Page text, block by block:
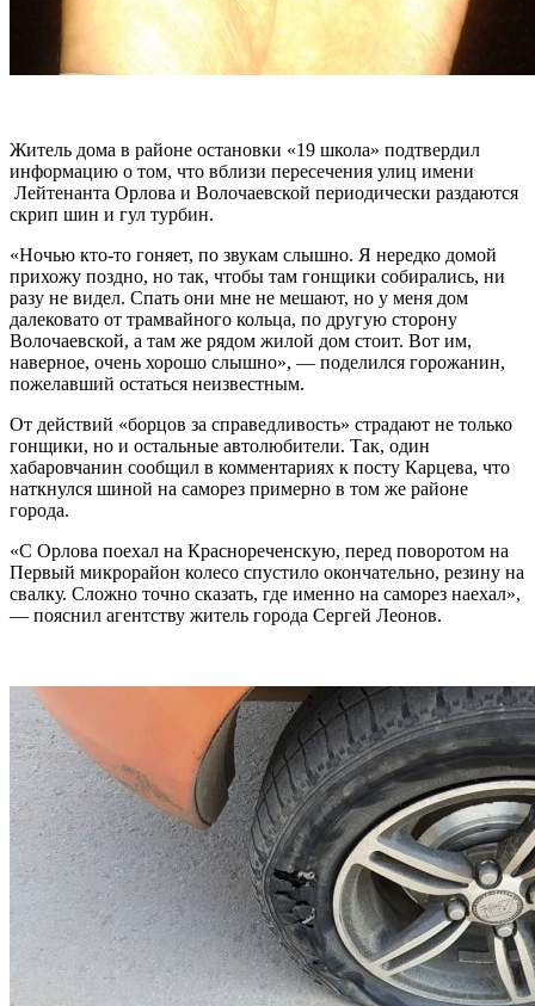
Житель дома в районе остановки «19 школа» подтвердил
информацию о том, что вблизи пересечения улиц имени
Лейтенанта Орлова и Волочаевской периодически раздаются
скрип шин и гул турбин.
«Ночью кто-то гоняет, по звукам слышно. Я нередко домой
прихожу поздно, но так, чтобы там гонщики собирались, ни
разу не видел. Спать они мне не мешают, но у меня дом
далековато от трамвайного кольца, по другую сторону
Волочаевской, а там же рядом жилой дом стоит. Вот им,
наверное, очень хорошо слышно», — поделился горожанин,
пожелавший остаться неизвестным.
От действий «борцов за справедливость» страдают не только
гонщики, но и остальные автолюбители. Так, один
хабаровчанин сообщил в комментариях к посту Карцева, что
наткнулся шиной на саморез примерно в том же районе
города.
«С Орлова поехал на Краснореченскую, перед поворотом на
Первый микрорайон колесо спустило окончательно, резину на
свалку. Сложно точно сказать, где именно на саморез наехал»,
— пояснил агентству житель города Сергей Леонов.